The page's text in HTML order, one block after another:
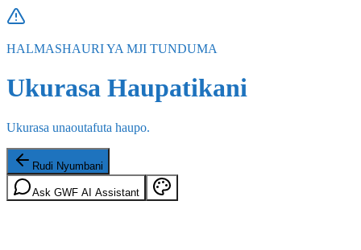
HALMASHAURI YA MJI TUNDUMA
Ukurasa Haupatikani
Ukurasa unaoutafuta haupo.
Rudi Nyumbani
Ask GWF AI Assistant